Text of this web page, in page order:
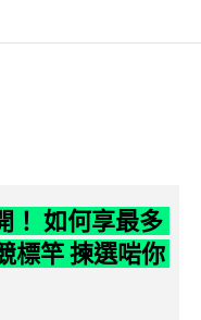
！ 如何享最多
標竿 揀選啱你